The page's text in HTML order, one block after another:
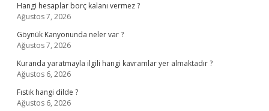
Hangi hesaplar borç kalanı vermez ?
Ağustos 7, 2026
Göynük Kanyonunda neler var ?
Ağustos 7, 2026
Kuranda yaratmayla ilgili hangi kavramlar yer almaktadır ?
Ağustos 6, 2026
Fıstık hangi dilde ?
Ağustos 6, 2026